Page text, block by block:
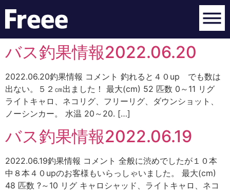
バス釣果情報2022.06.20
2022.06.20釣果情報 コメント 釣れると４０up でも数は
出ない。５２㎝出ました！ 最大(cm) 52 匹数 0～11 リグ
ライトキャロ、ネコリグ、フリーリグ、ダウンショット、
ノーシンカー。 水温 20～20. […]
バス釣果情報2022.06.19
2022.06.19釣果情報 コメント 全般に渋めでしたが１０本
中８本４０upのお客様もいらっしゃいました。 最大(cm)
48 匹数 ?～10 リグ キャロシャッド、ライトキャロ、ネコ